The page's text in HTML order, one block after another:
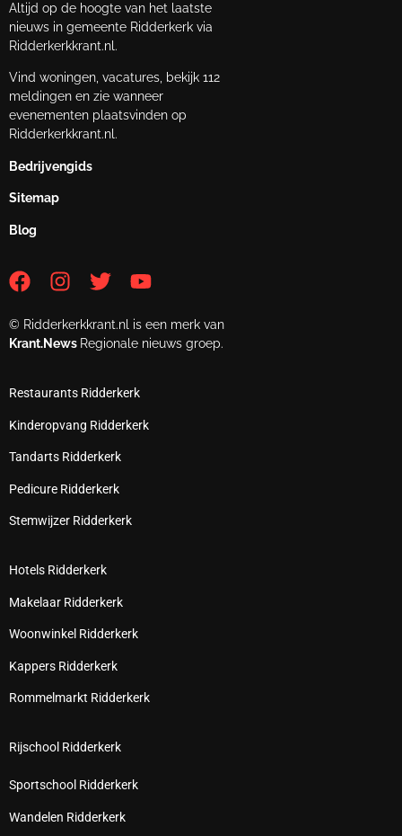
Altijd op de hoogte van het laatste
nieuws in gemeente Ridderkerk via
Ridderkerkkrant.nl.
Vind woningen, vacatures, bekijk 112
meldingen en zie wanneer
evenementen plaatsvinden op
Ridderkerkkrant.nl.
Bedrijvengids
Sitemap
Blog
© Ridderkerkkrant.nl is een merk van
Krant.News Regionale nieuws groep.
Restaurants Ridderkerk
Kinderopvang Ridderkerk
Tandarts Ridderkerk
Pedicure Ridderkerk
Stemwijzer Ridderkerk
Hotels Ridderkerk
Makelaar Ridderkerk
Woonwinkel Ridderkerk
Kappers Ridderkerk
Rommelmarkt Ridderkerk
Rijschool Ridderkerk
Sportschool Ridderkerk
Wandelen Ridderkerk